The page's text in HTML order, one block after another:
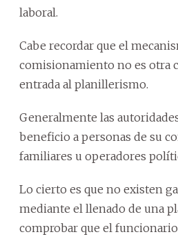
laboral.
Cabe recordar que el
comisionamiento no es otra
entrada al planillerismo.
Generalmente las
beneficio a personas de su
familiares u operadores
Lo cierto es que no existen
mediante el llenado de una
comprobar que el